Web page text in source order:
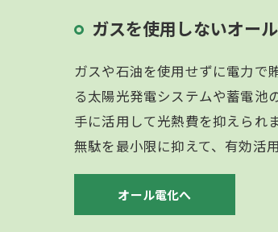
ガスを使用しないオー
ガスや石油を使用せずに電力で
る太陽光発電システムや蓄電池
手に活用して光熱費を抑えられ
無駄を最小限に抑えて、有効活
オール電化へ